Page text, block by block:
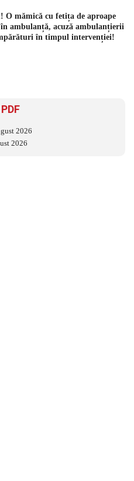
O mămică cu fetița de aproape
ambulanță, acuză ambulanțierii
în timpul intervenției!
2026